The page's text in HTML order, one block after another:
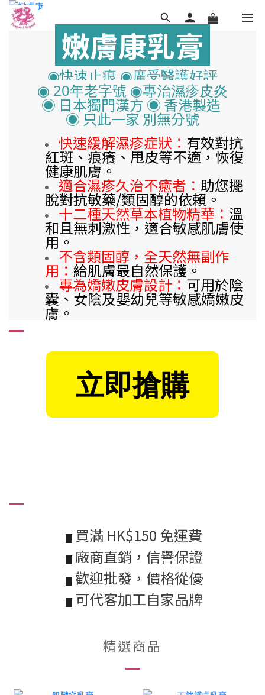
嫩膚康乳膏
◉快速止痕 ◉廣受醫護好評
◉ 20年老字號 ◉專治濕疹皮炎
◉ 日本獨門漢方 ◉ 香港製造
◉ 只此一家 別無分號
快速緩解濕疹症狀 ： 有效對抗
紅斑、痕癢、甩皮等不適，恢復
健康肌膚。
適合濕疹久治不癒者 ： 助您擺
脫對抗敏藥/類固醇的依賴。
十二種天然草本植物精華 ： 溫
和且無刺激性，適合敏感肌膚使
用。
不含類固醇，全天然無副作
用 ： 給肌膚最自然保護。
專為嬌嫩皮膚設計：可用於陰
囊、女陰及嬰幼兒等敏感嬌嫩皮
膚。
立即搶購
買滿 HK$150 免運費
廠商直銷，信譽保證
歡迎批發，價格從優
可代客加工自家品牌
精選商品